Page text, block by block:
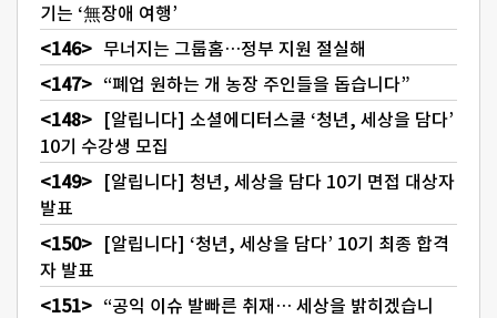
기는 ‘無장애 여행’
무너지는 그룹홈…정부 지원 절실해
“폐업 원하는 개 농장 주인들을 돕습니다”
[알립니다] 소셜에디터스쿨 ‘청년, 세상을 담다’
10기 수강생 모집
[알립니다] 청년, 세상을 담다 10기 면접 대상자
발표
[알립니다] ‘청년, 세상을 담다’ 10기 최종 합격
자 발표
“공익 이슈 발빠른 취재… 세상을 밝히겠습니